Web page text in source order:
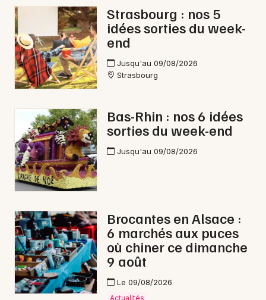
Strasbourg : nos 5
idées sorties du week-
end
Jusqu'au 09/08/2026
Strasbourg
Bas-Rhin : nos 6 idées
sorties du week-end
Jusqu'au 09/08/2026
Brocantes en Alsace :
6 marchés aux puces
où chiner ce dimanche
9 août
Le 09/08/2026
Actualités